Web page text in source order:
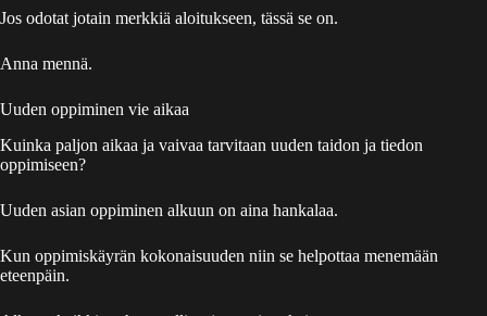
Jos odotat jotain merkkiä aloitukseen, tässä se on.
Anna mennä.
Uuden oppiminen vie aikaa
Kuinka paljon aikaa ja vaivaa tarvitaan uuden taidon ja tiedon
oppimiseen?
Uuden asian oppiminen alkuun on aina hankalaa.
Kun oppimiskäyrän kokonaisuuden niin se helpottaa menemään
eteenpäin.